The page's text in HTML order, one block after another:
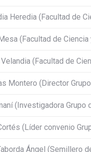
Heredia (Facultad de
(Facultad de
(Facultad de
Montero (Director
(Investigadora Grupo
(Líder convenio
Ángel (Semillero